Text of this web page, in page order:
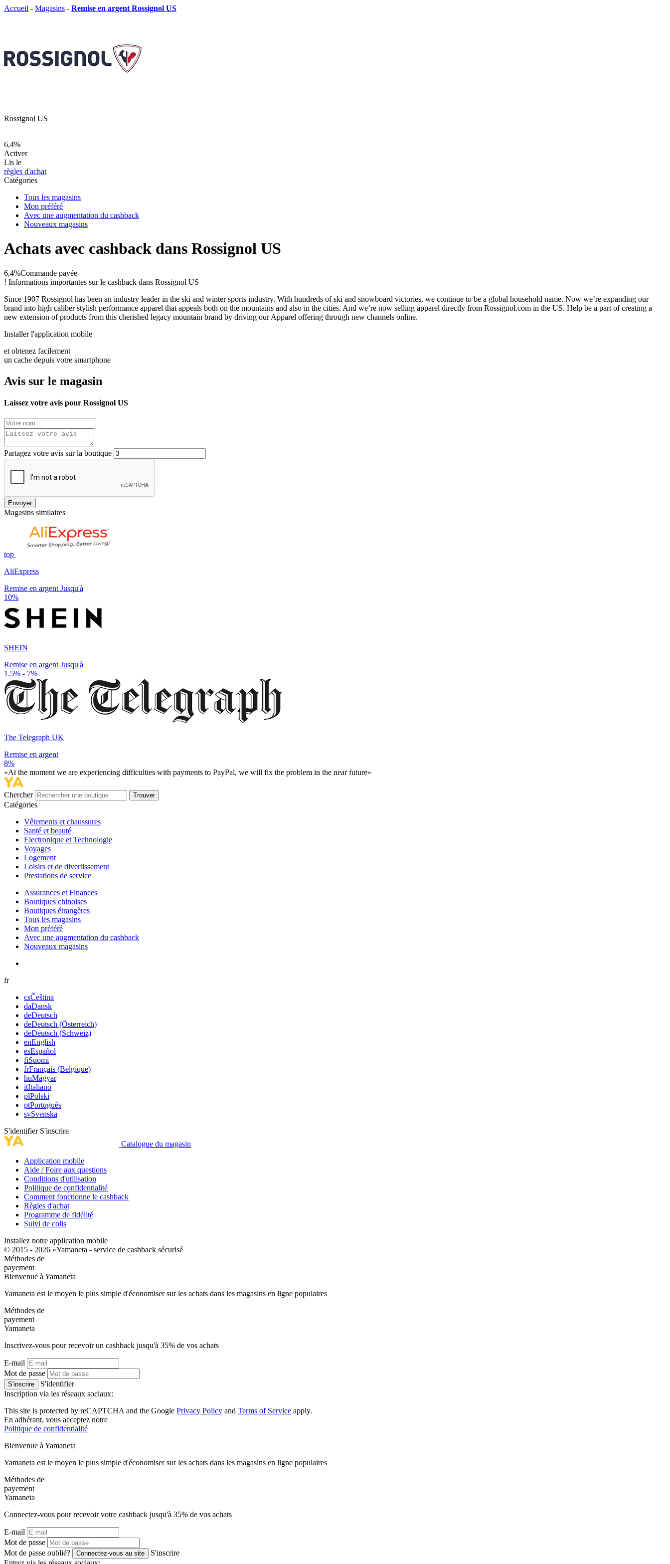
Accueil - Magasins - Remise en argent Rossignol US
Rossignol US
6,4%
Activer
Lis le
règles d'achat
Catégories
Tous les magasins
Mon préféré
Avec une augmentation du cashback
Nouveaux magasins
Achats avec cashback dans Rossignol US
6,4%Commande payée
! Informations importantes sur le cashback dans Rossignol US
Since 1907 Rossignol has been an industry leader in the ski and winter sports industry. With hundreds of ski and snowboard victories, we continue to be a global household name. Now we’re expanding our
brand into high caliber stylish performance apparel that appeals both on the mountains and also in the cities. And we’re now selling apparel directly from Rossignol.com in the US. Help be a part of creating a
new extension of products from this cherished legacy mountain brand by driving our Apparel offering through new channels online.
Installer l'application mobile
et obtenez facilement
un cache depuis votre smartphone
Avis sur le magasin
Laissez votre avis pour Rossignol US
Partagez votre avis sur la boutique
Envoyer
Magasins similaires
top
AliExpress
Remise en argent Jusqu'à
10%
SHEIN
Remise en argent Jusqu'à
1.5% - 7%
The Telegraph UK
Remise en argent
8%
«At the moment we are experiencing difficulties with payments to PayPal, we will fix the problem in the near future»
Chercher Trouver
Catégories
Vêtements et chaussures
Santé et beauté
Electronique et Technologie
Voyages
Logement
Loisirs et de divertissement
Prestations de service
Assurances et Finances
Boutiques chinoises
Boutiques étrangères
Tous les magasins
Mon préféré
Avec une augmentation du cashback
Nouveaux magasins
fr
csČeština
daDansk
deDeutsch
deDeutsch (Österreich)
deDeutsch (Schweiz)
enEnglish
esEspañol
fiSuomi
frFrançais (Belgique)
huMagyar
itItaliano
plPolski
ptPortuguês
svSvenska
S'identifier S'inscrire
Catalogue du magasin
Application mobile
Aide / Foire aux questions
Conditions d'utilisation
Politique de confidentialité
Comment fonctionne le cashback
Règles d'achat
Programme de fidélité
Suivi de colis
Installez notre application mobile
© 2015 - 2026 «Yamaneta - service de cashback sécurisé
Méthodes de
payement
Bienvenue à Yamaneta
Yamaneta est le moyen le plus simple d'économiser sur les achats dans les magasins en ligne populaires
Méthodes de
payement
Yamaneta
Inscrivez-vous pour recevoir un cashback jusqu'à 35% de vos achats
E-mail
Mot de passe
S'inscrire
S'identifier
Inscription via les réseaux sociaux:
This site is protected by reCAPTCHA and the Google Privacy Policy and Terms of Service apply.
En adhérant, vous acceptez notre
Politique de confidentialité
Bienvenue à Yamaneta
Yamaneta est le moyen le plus simple d'économiser sur les achats dans les magasins en ligne populaires
Méthodes de
payement
Yamaneta
Connectez-vous pour recevoir votre cashback jusqu'à 35% de vos achats
E-mail
Mot de passe
Mot de passe oublié?
Connectez-vous au site
S'inscrire